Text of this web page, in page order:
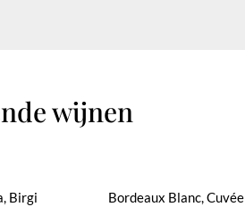
wijnen
Birgi
Bordeaux Blanc, Cuvée